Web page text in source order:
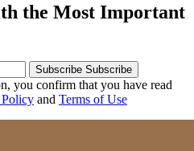
the Most Important
Subscribe Subscribe
you confirm that you have read
and Terms of Use